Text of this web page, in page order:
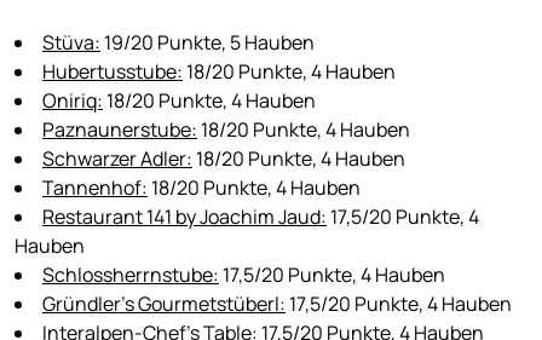
Stüva: 19/20 Punkte, 5 Hauben
Hubertusstube: 18/20 Punkte, 4 Hauben
Oniriq: 18/20 Punkte, 4 Hauben
Paznaunerstube: 18/20 Punkte, 4 Hauben
Schwarzer Adler: 18/20 Punkte, 4 Hauben
Tannenhof: 18/20 Punkte, 4 Hauben
Restaurant 141 by Joachim Jaud: 17,5/20 Punkte, 4
Hauben
Schlossherrnstube: 17,5/20 Punkte, 4 Hauben
Gründler’s Gourmetstüberl: 17,5/20 Punkte, 4 Hauben
Interalpen-Chef’s Table: 17,5/20 Punkte, 4 Hauben